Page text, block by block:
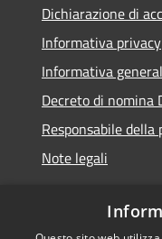
Dichiarazione di
Informativa privacy
Informativa
Decreto di nomina
Responsabile
Note legali